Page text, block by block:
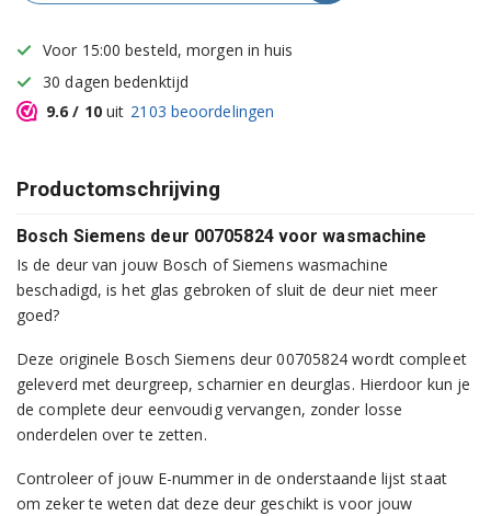
Voor 15:00 besteld, morgen in huis
30 dagen bedenktijd
9.6 / 10uit 2103 beoordelingen
Productomschrijving
Bosch Siemens deur 00705824 voor wasmachine
Is de deur van jouw Bosch of Siemens wasmachine
beschadigd, is het glas gebroken of sluit de deur niet meer
goed?
Deze originele Bosch Siemens deur 00705824 wordt compleet
geleverd met deurgreep, scharnier en deurglas. Hierdoor kun je
de complete deur eenvoudig vervangen, zonder losse
onderdelen over te zetten.
Controleer of jouw E-nummer in de onderstaande lijst staat
om zeker te weten dat deze deur geschikt is voor jouw